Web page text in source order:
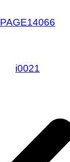
PAGE14066
i0021